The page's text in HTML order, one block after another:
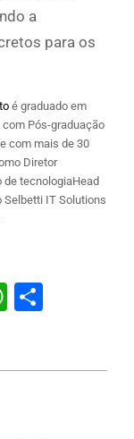
a
para os
é graduado em
com Pós-graduação
com mais de 30
Diretor
de tecnologiaHead
Selbetti IT Solutions